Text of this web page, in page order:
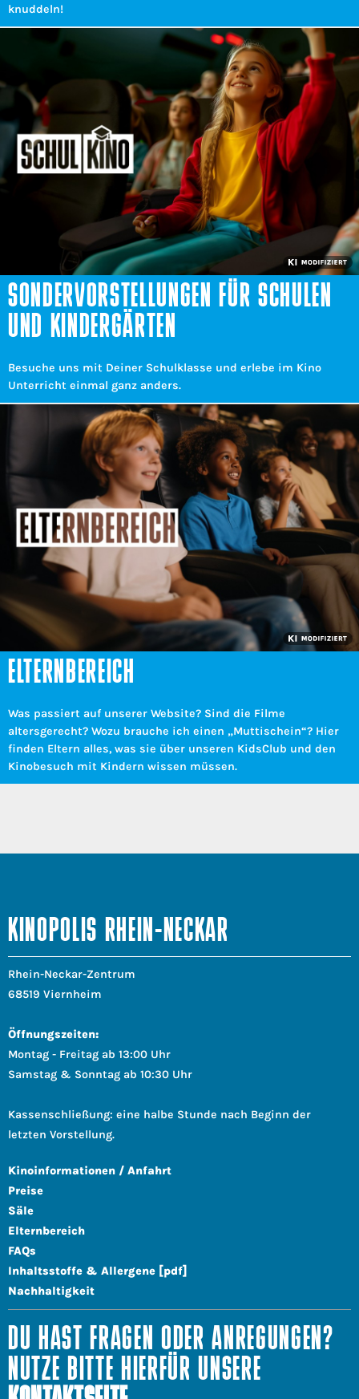
knuddeln!
SONDERVORSTELLUNGEN FÜR SCHULEN
UND KINDERGÄRTEN
Besuche uns mit Deiner Schulklasse und erlebe im Kino
Unterricht einmal ganz anders.
ELTERNBEREICH
Was passiert auf unserer Website? Sind die Filme
altersgerecht? Wozu brauche ich einen „Muttischein“? Hier
finden Eltern alles, was sie über unseren KidsClub und den
Kinobesuch mit Kindern wissen müssen.
KINOPOLIS RHEIN-NECKAR
Rhein-Neckar-Zentrum
68519 Viernheim
Öffnungszeiten:
Montag - Freitag ab 13:00 Uhr
Samstag & Sonntag ab 10:30 Uhr
Kassenschließung: eine halbe Stunde nach Beginn der
letzten Vorstellung.
Kinoinformationen / Anfahrt
Preise
Säle
Elternbereich
FAQs
Inhaltsstoffe & Allergene [pdf]
Nachhaltigkeit
DU HAST FRAGEN ODER ANREGUNGEN?
NUTZE BITTE HIERFÜR UNSERE